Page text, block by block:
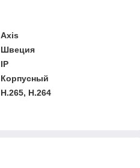
Axis
Швеция
IP
Корпусный
H.265, H.264